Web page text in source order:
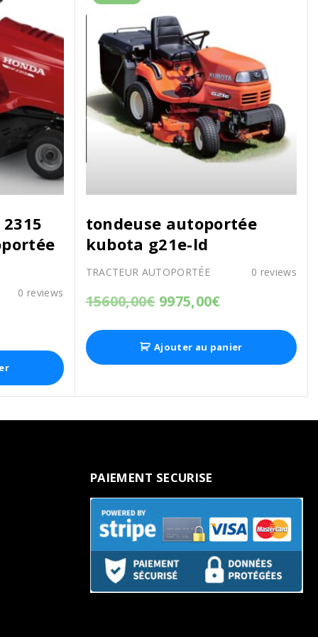
0 reviews
tondeuse autoportée
kubota g21e-ld
TRACTEUR AUTOPORTÉE 0 reviews
15600,00€ 9975,00€
Ajouter au panier
PAIEMENT SECURISE